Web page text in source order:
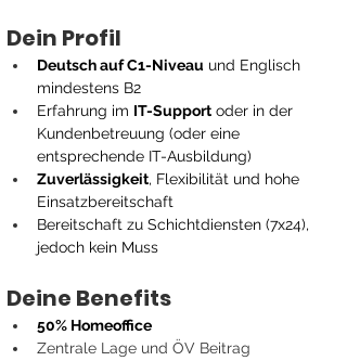
Dein Profil
Deutsch auf C1-Niveau und Englisch
mindestens B2
Erfahrung im IT-Support oder in der
Kundenbetreuung (oder eine
entsprechende IT-Ausbildung)
Zuverlässigkeit, Flexibilität und hohe
Einsatzbereitschaft
Bereitschaft zu Schichtdiensten (7x24),
jedoch kein Muss
Deine Benefits
50% Homeoffice
Zentrale Lage und ÖV Beitrag